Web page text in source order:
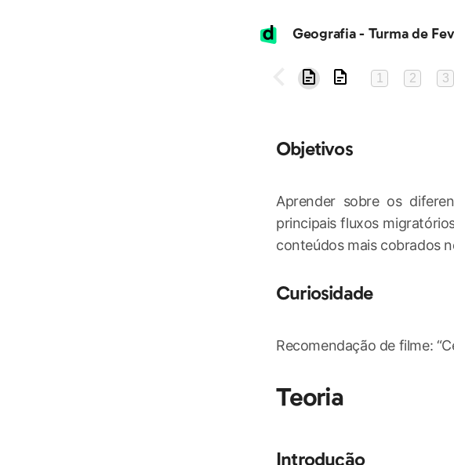
1 2 3
Objetivos
Aprender sobre os
principais fluxos
conteúdos mais cobrados
Curiosidade
Recomendação de filme:
Teoria
Introdução